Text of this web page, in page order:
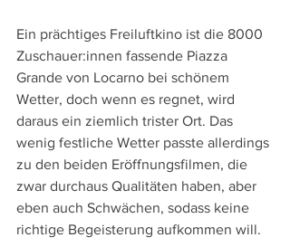
Ein prächtiges Freiluftkino ist die 8000
Zuschauer:innen fassende Piazza
Grande von Locarno bei schönem
Wetter, doch wenn es regnet, wird
daraus ein ziemlich trister Ort. Das
wenig festliche Wetter passte allerdings
zu den beiden Eröffnungsfilmen, die
zwar durchaus Qualitäten haben, aber
eben auch Schwächen, sodass keine
richtige Begeisterung aufkommen will.